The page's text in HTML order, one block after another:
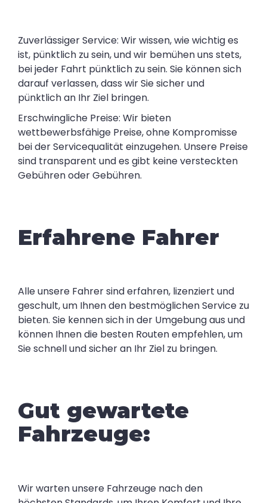
Zuverlässiger Service: Wir wissen, wie wichtig es
ist, pünktlich zu sein, und wir bemühen uns stets,
bei jeder Fahrt pünktlich zu sein. Sie können sich
darauf verlassen, dass wir Sie sicher und
pünktlich an Ihr Ziel bringen.
Erschwingliche Preise: Wir bieten
wettbewerbsfähige Preise, ohne Kompromisse
bei der Servicequalität einzugehen. Unsere Preise
sind transparent und es gibt keine versteckten
Gebühren oder Gebühren.
Erfahrene Fahrer
Alle unsere Fahrer sind erfahren, lizenziert und
geschult, um Ihnen den bestmöglichen Service zu
bieten. Sie kennen sich in der Umgebung aus und
können Ihnen die besten Routen empfehlen, um
Sie schnell und sicher an Ihr Ziel zu bringen.
Gut gewartete
Fahrzeuge:
Wir warten unsere Fahrzeuge nach den